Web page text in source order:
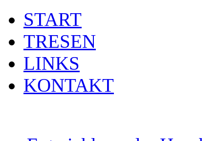
START
TRESEN
LINKS
KONTAKT